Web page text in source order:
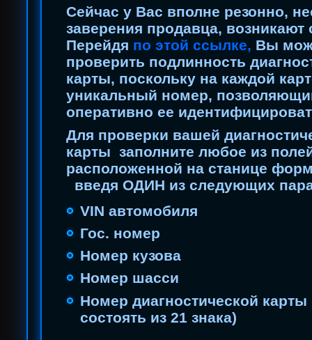
Сейчас у Вас вполне резонно,
заверения продавца, возникают
Перейдя по этой ссылке, Вы
проверить подлинность
карты, поскольку на каждой
уникальный номер,
оперативно ее
Для проверки вашей
карты заполните любое из
расположенной на станице
введя ОДИН из следующих
VIN автомобиля
Гос. номер
Номер кузова
Номер шасси
Номер диагностической
состоять из 21 знака)